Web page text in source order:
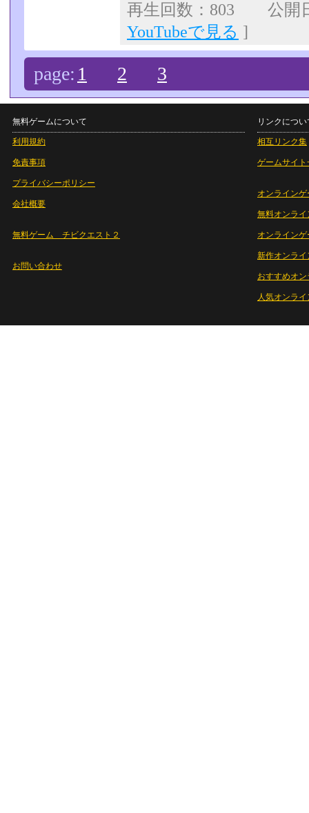
再生回数：803 公
YouTubeで見る ]
page: 1 2 3
無料ゲームについて
利用規約
免責事項
プライバシーポリシー
会社概要
無料ゲーム チビクエスト２
お問い合わせ
リンクについ
相互リンク集
ゲームサイト
オンラインゲ
無料オンライ
オンライン
新作オンライ
おすすめオ
人気オンラ